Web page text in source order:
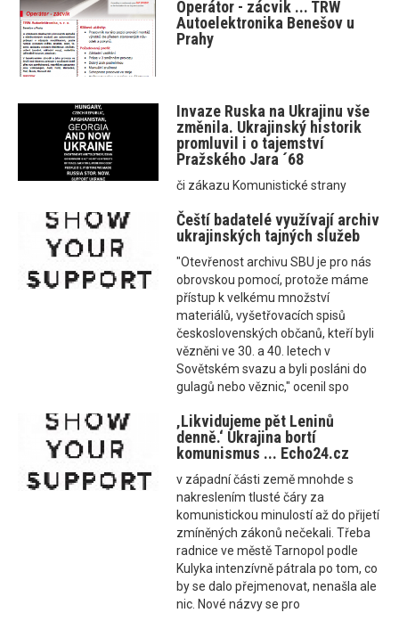
Operátor - zácvik ... TRW
Autoelektronika Benešov u
Prahy
Invaze Ruska na Ukrajinu vše
změnila. Ukrajinský historik
promluvil i o tajemství
Pražského Jara ´68
či zákazu Komunistické strany
Čeští badatelé využívají archiv
ukrajinských tajných služeb
"Otevřenost archivu SBU je pro nás
obrovskou pomocí, protože máme
přístup k velkému množství
materiálů, vyšetřovacích spisů
československých občanů, kteří byli
vězněni ve 30. a 40. letech v
Sovětském svazu a byli posláni do
gulagů nebo věznic," ocenil spo
‚Likvidujeme pět Leninů
denně.‘ Ukrajina bortí
komunismus ... Echo24.cz
v západní části země mnohde s
nakreslením tlusté čáry za
komunistickou minulostí až do přijetí
zmíněných zákonů nečekali. Třeba
radnice ve městě Tarnopol podle
Kulyka intenzívně pátrala po tom, co
by se dalo přejmenovat, nenašla ale
nic. Nové názvy se pro